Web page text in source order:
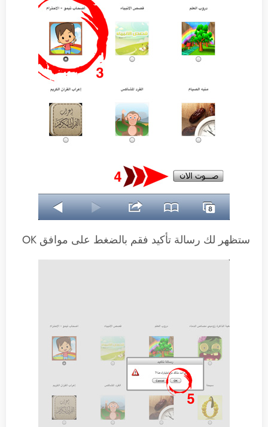
ستظهر لك رسالة تأكيد فقم بالضغط على موافق OK